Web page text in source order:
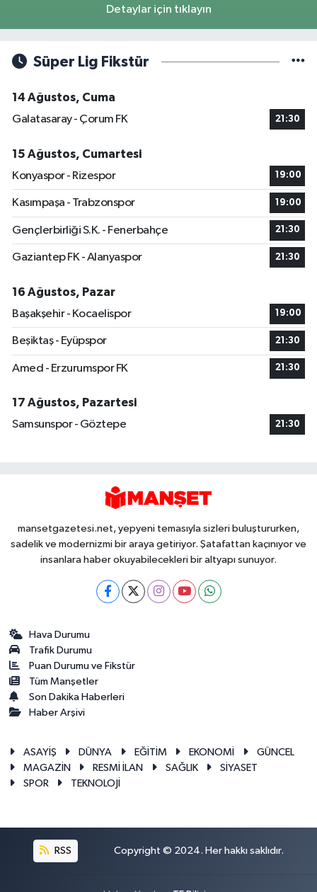
Detaylar için tıklayın
Süper Lig Fikstür
14 Ağustos, Cuma
Galatasaray - Çorum FK
21:30
15 Ağustos, Cumartesi
Konyaspor - Rizespor
19:00
Kasımpaşa - Trabzonspor 19:00
Gençlerbirliği S.K. - Fenerbahçe 21:30
Gaziantep FK - Alanyaspor 21:30
16 Ağustos, Pazar
Başakşehir - Kocaelispor
19:00
Beşiktaş - Eyüpspor 21:30
Amed - Erzurumspor FK 21:30
17 Ağustos, Pazartesi
Samsunspor - Göztepe
21:30
mansetgazetesi.net, yepyeni temasıyla sizleri buluştururken,
sadelik ve modernizmi bir araya getiriyor. Şatafattan kaçınıyor ve
insanlara haber okuyabilecekleri bir altyapı sunuyor.
Hava Durumu
Trafik Durumu
Puan Durumu ve Fikstür
Tüm Manşetler
Son Dakika Haberleri
Haber Arşivi
ASAYİŞ DÜNYA EĞİTİM EKONOMİ
GÜNCEL
MAGAZİN
RESMİ İLAN SAĞLIK
SİYASET
SPOR
TEKNOLOJİ
RSS Copyright © 2024. Her hakkı saklıdır.